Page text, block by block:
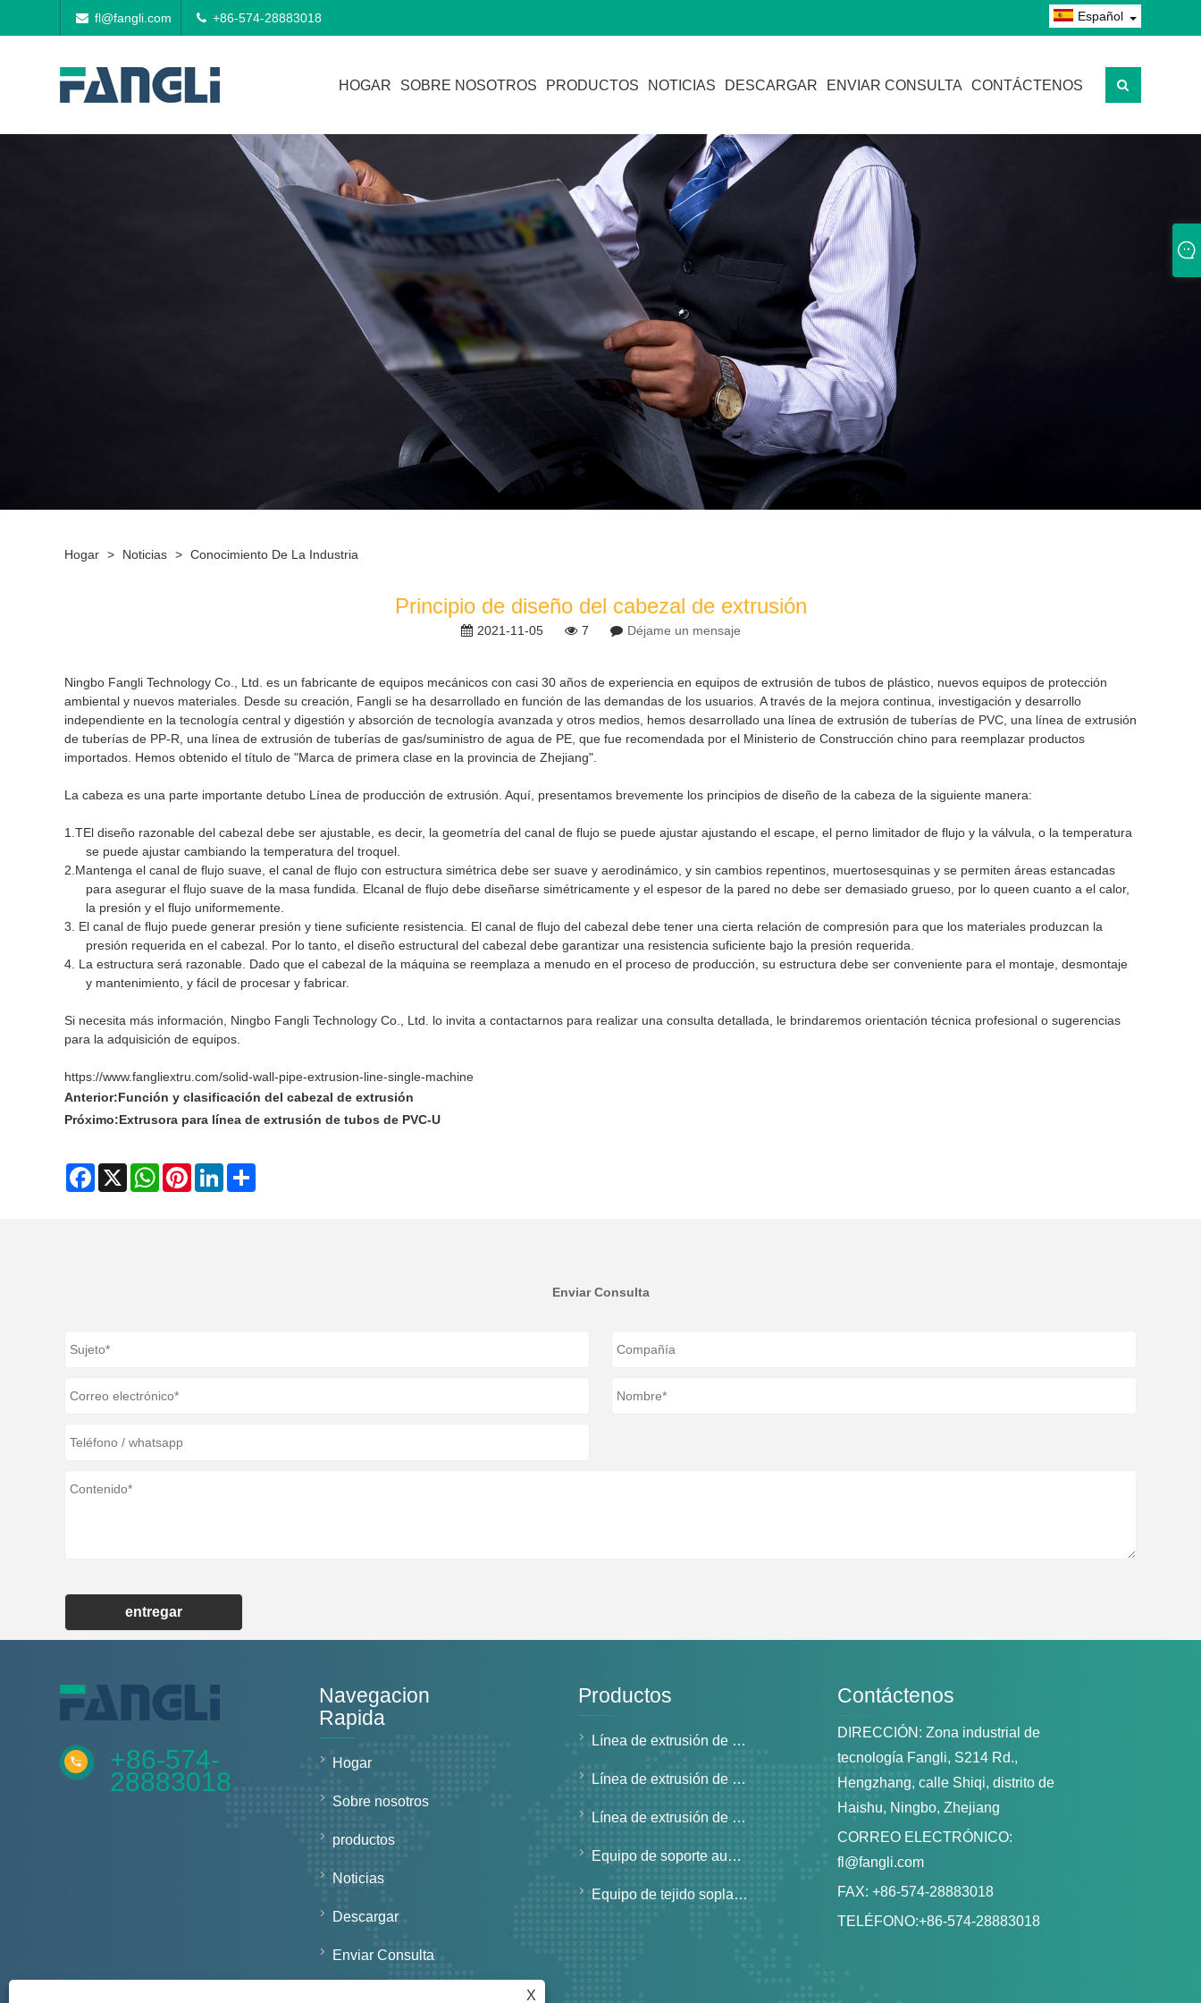
fl@fangli.com +86-574-28883018 Español
HOGAR SOBRE NOSOTROS PRODUCTOS NOTICIAS DESCARGAR ENVIAR CONSULTA CONTÁCTENOS
Hogar > Noticias > Conocimiento De La Industria
Principio de diseño del cabezal de extrusión
2021-11-05 7 Déjame un mensaje
Ningbo Fangli Technology Co., Ltd. es un fabricante de equipos mecánicos con casi 30 años de experiencia en equipos de extrusión de tubos de plástico, nuevos equipos de protección
ambiental y nuevos materiales. Desde su creación, Fangli se ha desarrollado en función de las demandas de los usuarios. A través de la mejora continua, investigación y desarrollo
independiente en la tecnología central y digestión y absorción de tecnología avanzada y otros medios, hemos desarrollado una línea de extrusión de tuberías de PVC, una línea de extrusión
de tuberías de PP-R, una línea de extrusión de tuberías de gas/suministro de agua de PE, que fue recomendada por el Ministerio de Construcción chino para reemplazar productos
importados. Hemos obtenido el título de "Marca de primera clase en la provincia de Zhejiang".
La cabeza es una parte importante detubo Línea de producción de extrusión. Aquí, presentamos brevemente los principios de diseño de la cabeza de la siguiente manera:
1. TEl diseño razonable del cabezal debe ser ajustable, es decir, la geometría del canal de flujo se puede ajustar ajustando el escape, el perno limitador de flujo y la válvula, o la temperatura
se puede ajustar cambiando la temperatura del troquel.
2. Mantenga el canal de flujo suave, el canal de flujo con estructura simétrica debe ser suave y aerodinámico, y sin cambios repentinos, muertosesquinas y se permiten áreas estancadas
para asegurar el flujo suave de la masa fundida. Elcanal de flujo debe diseñarse simétricamente y el espesor de la pared no debe ser demasiado grueso, por lo queen cuanto a el calor,
la presión y el flujo uniformemente.
3. El canal de flujo puede generar presión y tiene suficiente resistencia. El canal de flujo del cabezal debe tener una cierta relación de compresión para que los materiales produzcan la
presión requerida en el cabezal. Por lo tanto, el diseño estructural del cabezal debe garantizar una resistencia suficiente bajo la presión requerida.
4. La estructura será razonable. Dado que el cabezal de la máquina se reemplaza a menudo en el proceso de producción, su estructura debe ser conveniente para el montaje, desmontaje
y mantenimiento, y fácil de procesar y fabricar.
Si necesita más información, Ningbo Fangli Technology Co., Ltd. lo invita a contactarnos para realizar una consulta detallada, le brindaremos orientación técnica profesional o sugerencias
para la adquisición de equipos.
https://www.fangliextru.com/solid-wall-pipe-extrusion-line-single-machine
Anterior:Función y clasificación del cabezal de extrusión
Próximo:Extrusora para línea de extrusión de tubos de PVC-U
Facebook
X WhatsAppPinterestLinkedIn
Enviar Consulta
entregar
X
+86-574-
28883018
Navegacion
Rapida
Hogar
Sobre nosotros
productos
Noticias
Descargar
Enviar Consulta
Productos
Línea de extrusión de tubos de pared sólida
Línea de extrusión de tubos de pared estructurada
Línea de extrusión de tubos de uso especial
Equipo de soporte auxiliar
Equipo de tejido soplado en fusión de PP
Contáctenos
DIRECCIÓN: Zona industrial de
tecnología Fangli, S214 Rd.,
Hengzhang, calle Shiqi, distrito de
Haishu, Ningbo, Zhejiang
CORREO ELECTRÓNICO:
fl@fangli.com
FAX: +86-574-28883018
TELÉFONO:+86-574-28883018